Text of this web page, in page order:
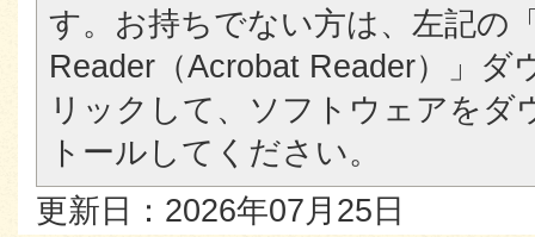
す。お持ちでない方は、左記の
Reader（Acrobat Reader）」ダ
リックして、ソフトウェアをダ
トールしてください。
更新日：2026年07月25日